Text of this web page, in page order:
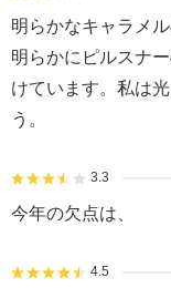
明らかなキャラメ
明らかにピルスナ
けています。私は
う。
3.3
今年の欠点は、
4.5